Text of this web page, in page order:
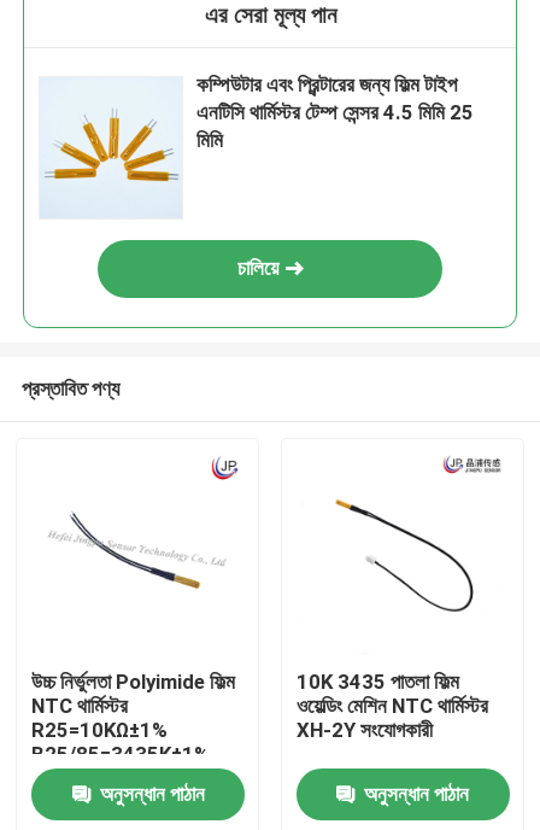
এর সেরা মূল্য পান
কম্পিউটার এবং প্রিন্টারের জন্য ফিল্ম টাইপ
এনটিসি থার্মিস্টর টেম্প সেন্সর 4.5 মিমি 25
মিমি
চালিয়ে
প্রস্তাবিত পণ্য
উচ্চ নির্ভুলতা Polyimide ফিল্ম
NTC থার্মিস্টর
R25=10KΩ±1%
B25/85=3435K±1%
অনুসন্ধান পাঠান
10K 3435 পাতলা ফিল্ম
ওয়েল্ডিং মেশিন NTC থার্মিস্টর
XH-2Y সংযোগকারী
অনুসন্ধান পাঠান